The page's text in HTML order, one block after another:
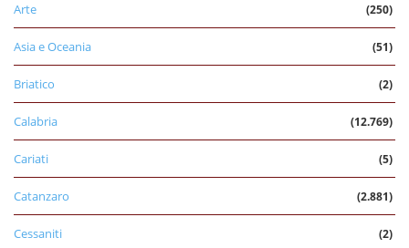
Arte (250)
Asia e Oceania (51)
Briatico (2)
Calabria (12.769)
Cariati (5)
Catanzaro (2.881)
Cessaniti (2)